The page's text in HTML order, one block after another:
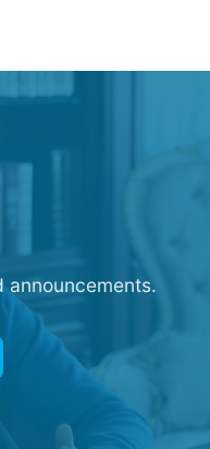
announcements.